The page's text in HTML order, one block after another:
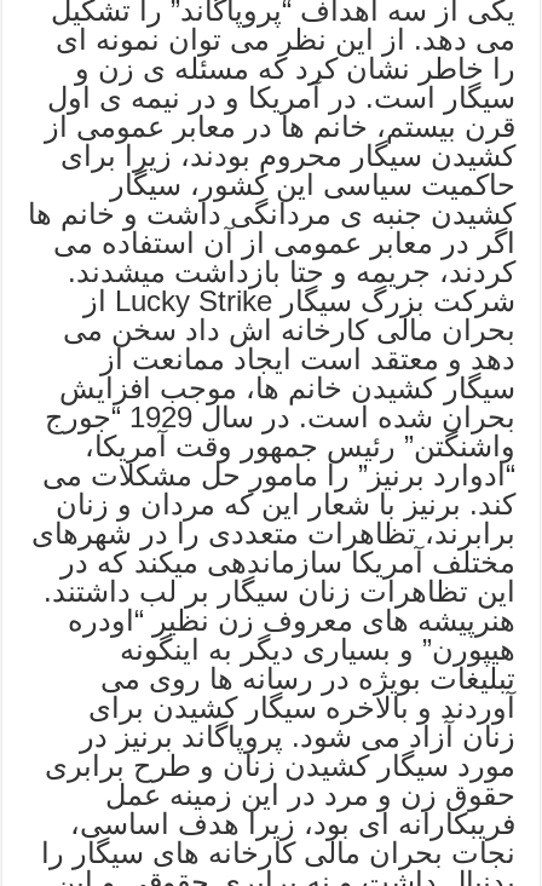
یکی از سه اهداف “پروپاگاند” را تشکیل
می دهد. از این نظر می توان نمونه ای
را خاطر نشان کرد که مسئله ی زن و
سیگار است. در آمریکا و در نیمه ی اول
قرن بیستم، خانم ها در معابر عمومی از
کشیدن سیگار محروم بودند، زیرا برای
حاکمیت سیاسی این کشور، سیگار
کشیدن جنبه ی مردانگی داشت و خانم ها
اگر در معابر عمومی از آن استفاده می
کردند، جریمه و حتا بازداشت میشدند.
شرکت بزرگ سیگار Lucky Strike از
بحران مالی کارخانه اش داد سخن می
دهد و معتقد است ایجاد ممانعت از
سیگار کشیدن خانم ها، موجب افزایش
بحران شده است. در سال 1929 “جورج
واشنگتن” رئیس جمهور وقت آمریکا،
“ادوارد برنیز” را مامور حل مشکلات می
کند. برنیز با شعار این که مردان و زنان
برابرند، تظاهرات متعددی را در شهرهای
مختلف آمریکا سازماندهی میکند که در
این تظاهرات زنان سیگار بر لب داشتند.
هنرپیشه های معروف زن نظیر “اودره
هیپورن” و بسیاری دیگر به اینگونه
تبلیغات بویژه در رسانه ها روی می
آوردند و بالاخره سیگار کشیدن برای
زنان آزاد می شود. پروپاگاند برنیز در
مورد سیگار کشیدن زنان و طرح برابری
حقوق زن و مرد در این زمینه عمل
فریبکارانه ای بود، زیرا هدف اساسی،
نجات بحران مالی کارخانه های سیگار را